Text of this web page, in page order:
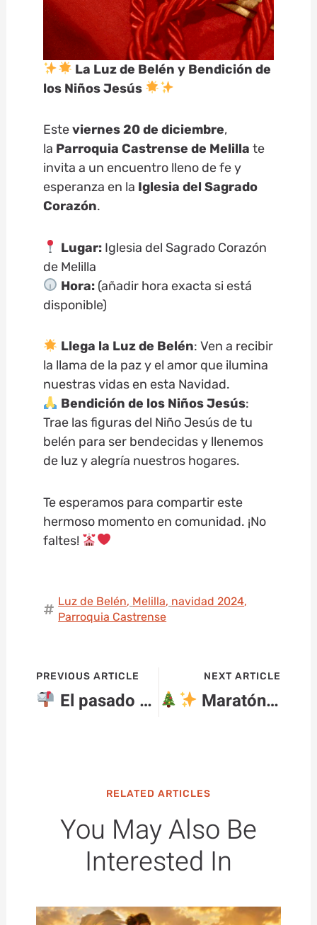
La Luz de Belén y Bendición de
los Niños Jesús
Esteviernes 20 de diciembre,
la Parroquia Castrense de Melilla te
invita a un encuentro lleno de fe y
esperanza en la Iglesia del Sagrado
Corazón.
Lugar:Iglesia del Sagrado Corazón
de Melilla
Hora:(añadir hora exacta si está
disponible)
Llega la Luz de Belén: Ven a recibir
la llama de la paz y el amor que ilumina
nuestras vidas en esta Navidad.
Bendición de los Niños Jesús:
Trae las figuras del Niño Jesús de tu
belén para ser bendecidas y llenemos
de luz y alegría nuestros hogares.
Te esperamos para compartir este
hermoso momento en comunidad. ¡No
faltes!
Luz de Belén, Melilla, navidad 2024,
Parroquia Castrense
PREVIOUS ARTICLE
El pasado domingo recibimos al Cartero Real
NEXT ARTICLE
Maratón de Villancicos en la Parroquia Castrense
RELATED ARTICLES
You May Also Be
Interested In